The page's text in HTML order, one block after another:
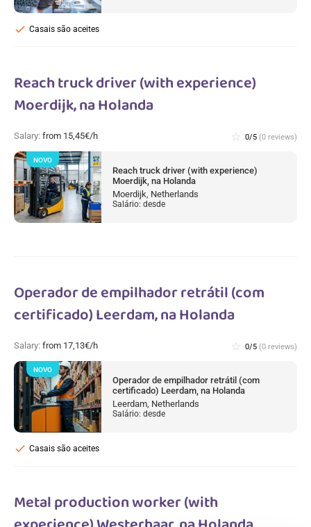
Casais são aceites
check
Reach truck driver (with experience)
Moerdijk, na Holanda
Salary: from 15,45€/h star_border 0/5 (0 reviews)
Reach truck driver (with experience)
Moerdijk, na Holanda
Moerdijk, Netherlands
Salário: desde
NOVO
Operador de empilhador retrátil (com
certificado) Leerdam, na Holanda
Salary: from 17,13€/h star_border 0/5 (0 reviews)
Operador de empilhador retrátil (com
certificado) Leerdam, na Holanda
Leerdam, Netherlands
Salário: desde
Casais são aceites
check
NOVO
Metal production worker (with